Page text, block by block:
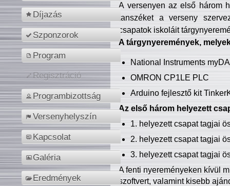
Díjazás
Szponzorok
Program
Regisztráció
Programbizottság
Versenyhelyszín
Kapcsolat
Galéria
Eredmények
A versenyen az első három
tanszéket a verseny
csapatok iskoláit
A tárgynyeremények,
National Instruments
OMRON CP1LE PLC
Arduino fejlesztő kit
Az első három helyezett
1. helyezett csapat tagjai
2. helyezett csapat tagjai
3. helyezett csapat tagjai
A fenti nyereményeken kívül
szoftvert, valamint kisebb